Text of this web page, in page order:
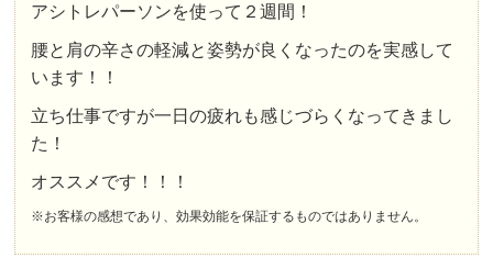
アシトレパーソンを使って２週間！
腰と肩の辛さの軽減と姿勢が良くなったのを実感して
います！！
立ち仕事ですが一日の疲れも感じづらくなってきまし
た！
オススメです！！！
※お客様の感想であり、効果効能を保証するものではありません。